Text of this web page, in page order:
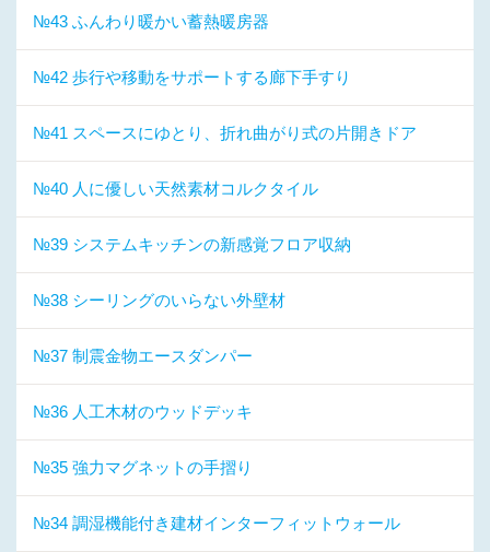
№43 ふんわり暖かい蓄熱暖房器
№42 歩行や移動をサポートする廊下手すり
№41 スペースにゆとり、折れ曲がり式の片開きドア
№40 人に優しい天然素材コルクタイル
№39 システムキッチンの新感覚フロア収納
№38 シーリングのいらない外壁材
№37 制震金物エースダンパー
№36 人工木材のウッドデッキ
№35 強力マグネットの手摺り
№34 調湿機能付き建材インターフィットウォール